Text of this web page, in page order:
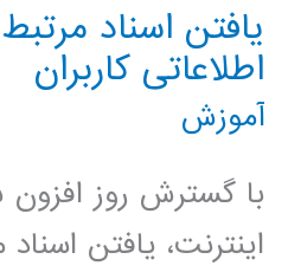
يافتن اسناد مرتبط
اطلاعاتی کاربران
آموزش
با گسترش روز
اينترنت، يافتن اسناد